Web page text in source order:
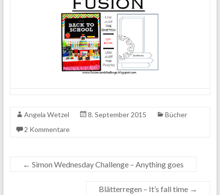
Angela Wetzel 8. September 2015
Bücher
2 Kommentare
← Simon Wednesday Challenge – Anything goes
Blätterregen – It’s fall time →